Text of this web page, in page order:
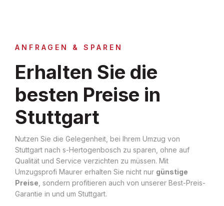
ANFRAGEN & SPAREN
Erhalten Sie die
besten Preise in
Stuttgart
Nutzen Sie die Gelegenheit, bei Ihrem Umzug von
Stuttgart nach s-Hertogenbosch zu sparen, ohne auf
Qualität und Service verzichten zu müssen. Mit
Umzugsprofi Maurer erhalten Sie nicht nur günstige
Preise , sondern profitieren auch von unserer Best-Preis-
Garantie in und um Stuttgart.